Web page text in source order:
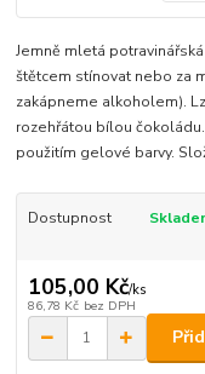
Jemně mletá
štětcem stínovat nebo za
zakápneme alkoholem).
rozehřátou bílou
použitím gelové barvy.
Dostupnost
105,00 Kč/ks
86,78 Kč bez DPH